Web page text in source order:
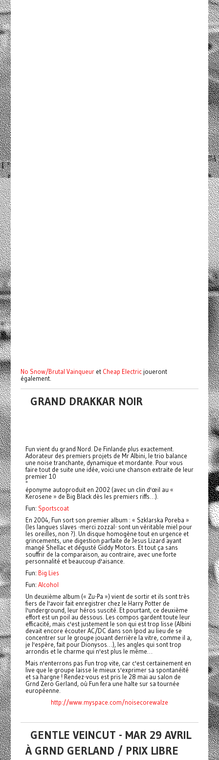
No Snow/Brutal Vainqueuret Cheap Electricjoueront
également.
GRAND DRAKKAR NOIR
Fun vient du grand Nord. De Finlande plus exactement.
Adorateur des premiers projets de Mr Albini, le trio balance
une noise tranchante, dynamique et mordante. Pour vous
faire tout de suite une idée, voici une chanson extraite de leur
premier 10
"
éponyme autoproduit en 2002 (avec un clin d'œil au «
Kerosene » de Big Black dès les premiers riffs…).
Fun: Sportscoat
En 2004, Fun sort son premier album : « Szklarska Poreba »
(les langues slaves -merci zozzal- sont un véritable miel pour
les oreilles, non ?). Un disque homogène tout en urgence et
grincements, une digestion parfaite de Jesus Lizard ayant
mangé Shellac et dégusté Giddy Motors. Et tout ça sans
souffrir de la comparaison, au contraire, avec une forte
personnalité et beaucoup d'aisance.
Fun: Big Lies
Fun: Alcohol
Un deuxième album (« Zu-Pa ») vient de sortir et ils sont très
fiers de l'avoir fait enregistrer chez le Harry Potter de
l'underground, leur héros suscité. Et pourtant, ce deuxième
effort est un poil au dessous. Les compos gardent toute leur
efficacité, mais c'est justement le son qui est trop lisse (Albini
devait encore écouter AC/DC dans son Ipod au lieu de se
concentrer sur le groupe jouant derrière la vitre, comme il a,
je l'espère, fait pour Dionysos…), les angles qui sont trop
arrondis et le charme qui n'est plus le même…
Mais n'enterrons pas Fun trop vite, car c'est certainement en
live que le groupe laisse le mieux s'exprimer sa spontanéité
et sa hargne ! Rendez-vous est pris le 28 mai au salon de
Grnd Zero Gerland, où Fun fera une halte sur sa tournée
européenne.
http://www.myspace.com/noisecorewalze
GENTLE VEINCUT - MAR 29 AVRIL
À GRND GERLAND / PRIX LIBRE